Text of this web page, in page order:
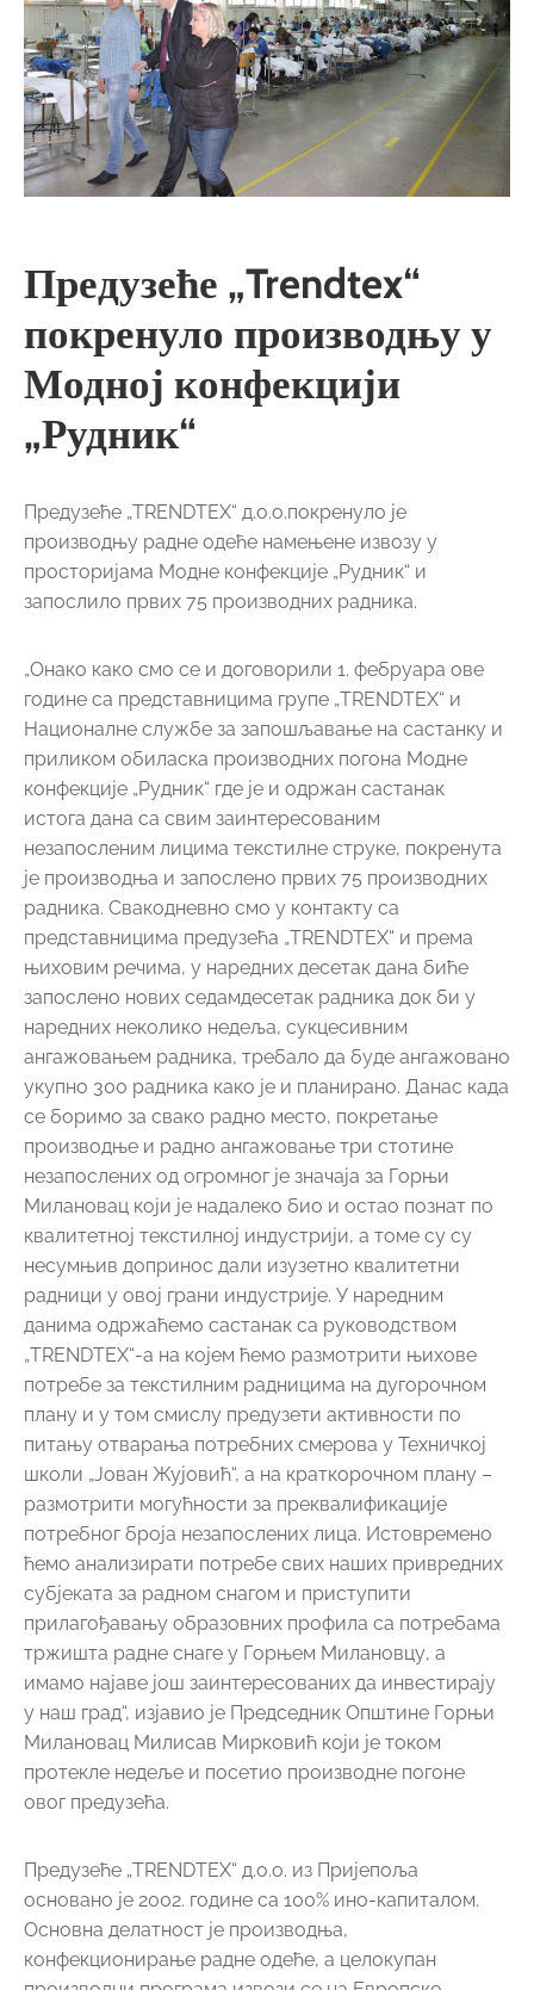
Предузеће „Trendtex“
покренуло производњу у
Модној конфекцији
„Рудник“
Предузеће „TRENDTEX“ д.о.о.покренуло је
производњу радне одеће намењене извозу у
просторијама Модне конфекције „Рудник“ и
запослило првих 75 производних радника.
„Онако како смо се и договорили 1. фебруара ове
године са представницима групе „TRENDTEX“ и
Националне службе за запошљавање на састанку и
приликом обиласка производних погона Модне
конфекције „Рудник“ где је и одржан састанак
истога дана са свим заинтересованим
незапосленим лицима текстилне струке, покренута
је производња и запослено првих 75 производних
радника. Свакодневно смо у контакту са
представницима предузећа „TRENDTEX“ и према
њиховим речима, у наредних десетак дана биће
запослено нових седамдесетак радника док би у
наредних неколико недеља, сукцесивним
ангажовањем радника, требало да буде ангажовано
укупно 300 радника како је и планирано. Данас када
се боримо за свако радно место, покретање
производње и радно ангажовање три стотине
незапослених од огромног је значаја за Горњи
Милановац који је надалеко био и остао познат по
квалитетној текстилној индустрији, а томе су су
несумњив допринос дали изузетно квалитетни
радници у овој грани индустрије. У наредним
данима одржаћемо састанак са руководством
„TRENDTEX“-а на којем ћемо размотрити њихове
потребе за текстилним радницима на дугорочном
плану и у том смислу предузети активности по
питању отварања потребних смерова у Техничкој
школи „Јован Жујовић“, а на краткорочном плану –
размотрити могућности за преквалификације
потребног броја незапослених лица. Истовремено
ћемо анализирати потребе свих наших привредних
субјеката за радном снагом и приступити
прилагођавању образовних профила са потребама
тржишта радне снаге у Горњем Милановцу, а
имамо најаве још заинтересованих да инвестирају
у наш град“, изјавио је Председник Општине Горњи
Милановац Милисав Мирковић који је током
протекле недеље и посетио производне погоне
овог предузећа.
Предузеће „TRENDTEX“ д.о.о. из Пријепоља
основано је 2002. године са 100% ино-капиталом.
Основна делатност је производња,
конфекционирање радне одеће, а целокупан